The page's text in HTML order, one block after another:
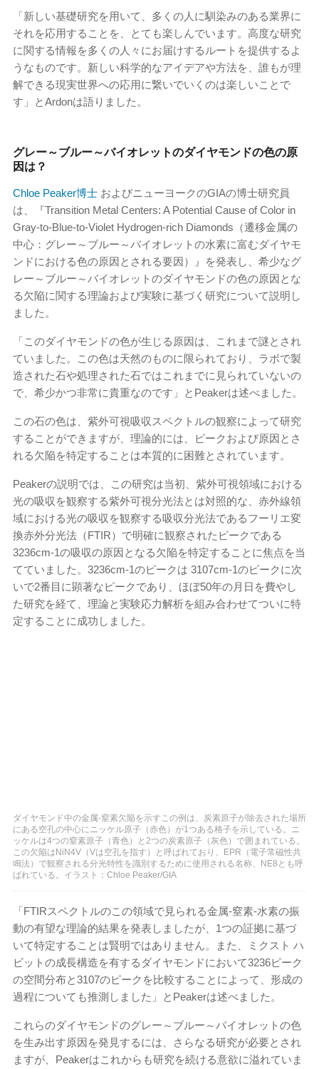
「新しい基礎研究を用いて、多くの人に馴染みのある業界に
それを応用することを、とても楽しんでいます。高度な研究
に関する情報を多くの人々にお届けするルートを提供するよ
うなものです。新しい科学的なアイデアや方法を、誰もが理
解できる現実世界への応用に繋いでいくのは楽しいことで
す」とArdonは語りました。
グレー～ブルー～バイオレットのダイヤモンドの色の原
因は？
Chloe Peaker博士 およびニューヨークのGIAの博士研究員
は、『Transition Metal Centers: A Potential Cause of Color in
Gray-to-Blue-to-Violet Hydrogen-rich Diamonds（遷移金属の
中心：グレー～ブルー～バイオレットの水素に富むダイヤモ
ンドにおける色の原因とされる要因）』を発表し、希少なグ
レー～ブルー～バイオレットのダイヤモンドの色の原因とな
る欠陥に関する理論および実験に基づく研究について説明し
ました。
「このダイヤモンドの色が生じる原因は、これまで謎とされ
ていました。この色は天然のものに限られており、ラボで製
造された石や処理された石ではこれまでに見られていないの
で、希少かつ非常に貴重なのです」とPeakerは述べました。
この石の色は、紫外可視吸収スペクトルの観察によって研究
することができますが、理論的には、ピークおよび原因とさ
れる欠陥を特定することは本質的に困難とされています。
Peakerの説明では、この研究は当初、紫外可視領域における
光の吸収を観察する紫外可視分光法とは対照的な、赤外線領
域における光の吸収を観察する吸収分光法であるフーリエ変
換赤外分光法（FTIR）で明確に観察されたピークである
3236cm-1の吸収の原因となる欠陥を特定することに焦点を当
てていました。3236cm-1のピークは 3107cm-1のピークに次
いで2番目に顕著なピークであり、ほぼ50年の月日を費やし
た研究を経て、理論と実験応力解析を組み合わせてついに特
定することに成功しました。
ダイヤモンド中の金属-窒素欠陥を示すこの例は、炭素原子が除去された場所
にある空孔の中心にニッケル原子（赤色）が1つある格子を示している。ニ
ッケルは4つの窒素原子（青色）と2つの炭素原子（灰色）で囲まれている。
この欠陥はNiN4V（Vは空孔を指す）と呼ばれており、EPR（電子常磁性共
鳴法）で観察される分光特性を識別するために使用される名称、NE8とも呼
ばれている。イラスト：Chloe Peaker/GIA
「FTIRスペクトルのこの領域で見られる金属-窒素-水素の振
動の有望な理論的結果を発表しましたが、1つの証拠に基づ
いて特定することは賢明ではありません。また、ミクスト ハ
ビットの成長構造を有するダイヤモンドにおいて3236ピーク
の空間分布と3107のピークを比較することによって、形成の
過程についても推測しました」とPeakerは述べました。
これらのダイヤモンドのグレー～ブルー～バイオレットの色
を生み出す原因を発見するには、さらなる研究が必要とされ
ますが、Peakerはこれからも研究を続ける意欲に溢れていま